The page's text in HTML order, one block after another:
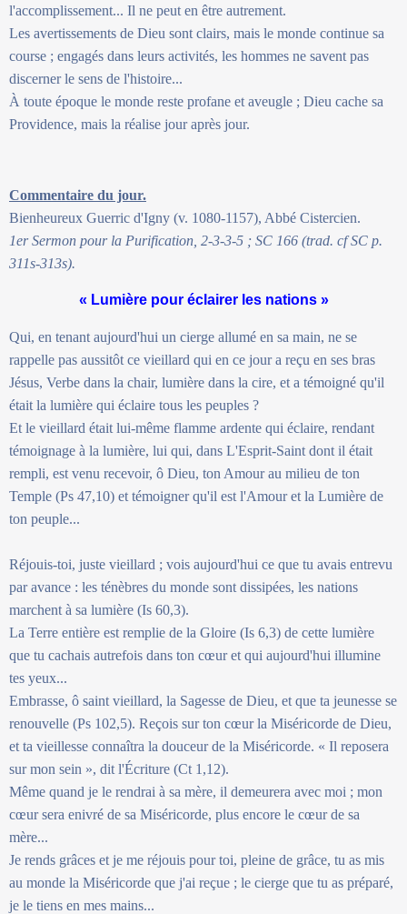
l'accomplissement... Il ne peut en être autrement.
Les avertissements de Dieu sont clairs, mais le monde continue sa
course ; engagés dans leurs activités, les hommes ne savent pas
discerner le sens de l'histoire...
À toute époque le monde reste profane et aveugle ; Dieu cache sa
Providence, mais la réalise jour après jour.
Commentaire du jour.
Bienheureux Guerric d'Igny (v. 1080-1157), Abbé Cistercien.
1er Sermon pour la Purification, 2-3-3-5 ; SC 166 (trad. cf SC p.
311s-313s).
« Lumière pour éclairer les nations »
Qui, en tenant aujourd'hui un cierge allumé en sa main, ne se
rappelle pas aussitôt ce vieillard qui en ce jour a reçu en ses bras
Jésus, Verbe dans la chair, lumière dans la cire, et a témoigné qu'il
était la lumière qui éclaire tous les peuples ?
Et le vieillard était lui-même flamme ardente qui éclaire, rendant
témoignage à la lumière, lui qui, dans L'Esprit-Saint dont il était
rempli, est venu recevoir, ô Dieu, ton Amour au milieu de ton
Temple (Ps 47,10) et témoigner qu'il est l'Amour et la Lumière de
ton peuple...
Réjouis-toi, juste vieillard ; vois aujourd'hui ce que tu avais entrevu
par avance : les ténèbres du monde sont dissipées, les nations
marchent à sa lumière (Is 60,3).
La Terre entière est remplie de la Gloire (Is 6,3) de cette lumière
que tu cachais autrefois dans ton cœur et qui aujourd'hui illumine
tes yeux...
Embrasse, ô saint vieillard, la Sagesse de Dieu, et que ta jeunesse se
renouvelle (Ps 102,5). Reçois sur ton cœur la Miséricorde de Dieu,
et ta vieillesse connaîtra la douceur de la Miséricorde. « Il reposera
sur mon sein », dit l'Écriture (Ct 1,12).
Même quand je le rendrai à sa mère, il demeurera avec moi ; mon
cœur sera enivré de sa Miséricorde, plus encore le cœur de sa
mère...
Je rends grâces et je me réjouis pour toi, pleine de grâce, tu as mis
au monde la Miséricorde que j'ai reçue ; le cierge que tu as préparé,
je le tiens en mes mains...